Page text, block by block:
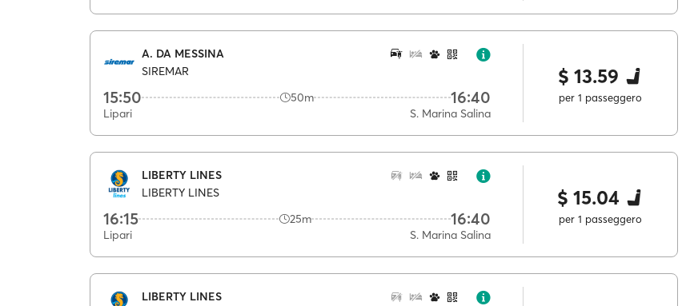
A. DA MESSINA
SIREMAR
15:50 50m 16:40
Lipari S. Marina Salina
$ 13.59
per 1 passeggero
LIBERTY LINES
LIBERTY LINES
16:15 25m 16:40
Lipari S. Marina Salina
$ 15.04
per 1 passeggero
LIBERTY LINES